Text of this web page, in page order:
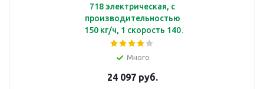
718 электрическая, с
производительностью
150 кг/ч, 1 скорость 140
об/мин
Много
24 097 руб.